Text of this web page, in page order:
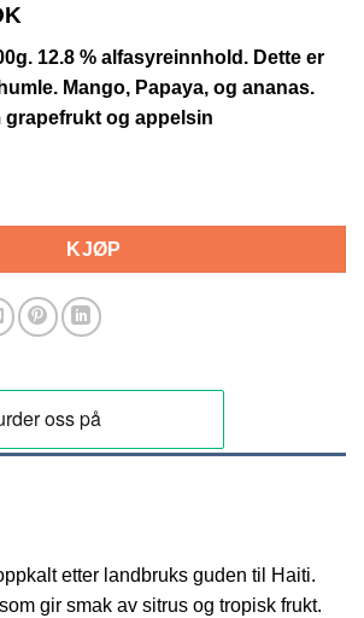
12.8 % alfasyreinnhold. Dette er
Mango, Papaya, og ananas.
og appelsin
antall
KJØP
etter landbruks guden til Haiti.
gir smak av sitrus og tropisk frukt.